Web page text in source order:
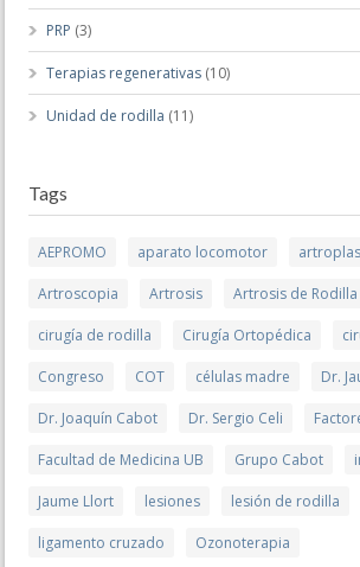
PRP (3)
Terapias regenerativas (10)
Unidad de rodilla (11)
Tags
AEPROMO aparato locomotor
Artroscopia Artrosis Artrosis de Rodilla
cirugía de rodilla Cirugía Ortopédica
Congreso COT células madre Dr.
Dr. Joaquín Cabot Dr. Sergio Celi
Facultad de Medicina UB Grupo Cabot
Jaume Llort lesiones lesión de rodilla
ligamento cruzado Ozonoterapia